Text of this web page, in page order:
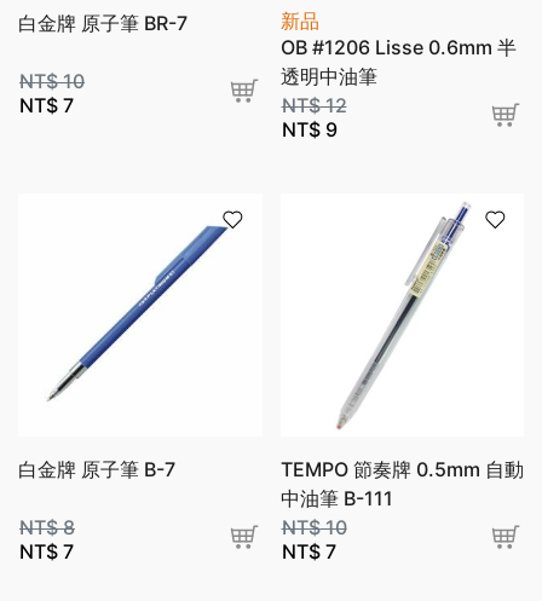
白金牌 原子筆 BR-7
NT$10
NT$ 7
新品
OB #1206 Lisse 0.6mm 半
透明中油筆
NT$12
NT$9
白金牌 原子筆 B-7
NT$8
NT$ 7
TEMPO 節奏牌 0.5mm 自動
中油筆 B-111
NT$10
NT$7